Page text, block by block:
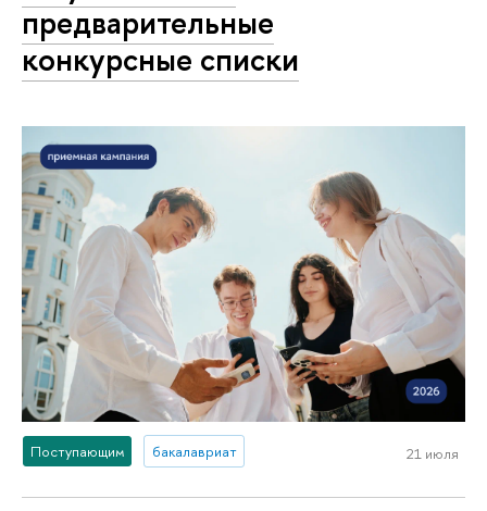
предварительные
конкурсные списки
Поступающим бакалавриат 21 июля